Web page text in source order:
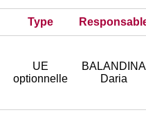
Type
UE
optionnelle
BALANDINA
Daria